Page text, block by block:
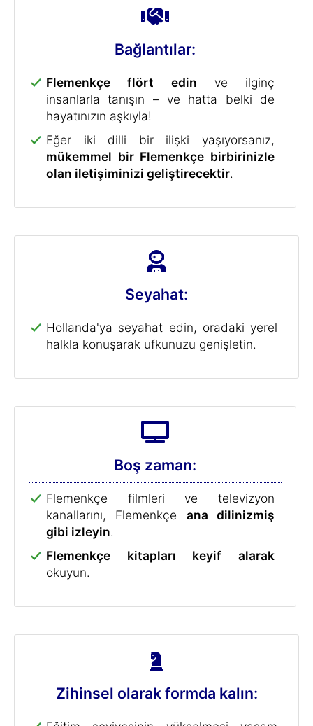
kanallarını, Flemenkçe
Flemenkçe kitapları keyif alarak
okuyun.
Eğitim seviyesinin yükselmesi yaşam
kalitesini ve ortalama
Beyninizi çalıştırın. Araştırmalar, dil
öğrenmenin yaşlılıkta
alzheimerı önlemeye yardımcı
olduğunu göstermiştir.
Ücretsiz Flemenkçe Kursu deneme
sürümü
Flemenkçe Kursu deneme sürümünü
ücretsiz
deneyin ve ayrıca dil öğrenmenize yardımcı